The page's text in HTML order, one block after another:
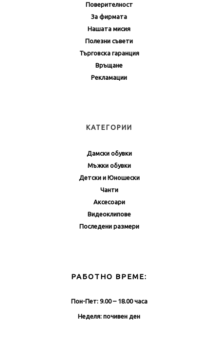
Поверителност
За фирмата
Нашата мисия
Полезни съвети
Търговска гаранция
Връщане
Рекламации
КАТЕГОРИИ
Дамски обувки
Мъжки обувки
Детски и Юношески
Чанти
Аксесоари
Видеоклипове
Последени размери
РАБОТНО ВРЕМЕ:
Пон-Пет: 9.00 – 18.00 часа
Неделя: почивен ден